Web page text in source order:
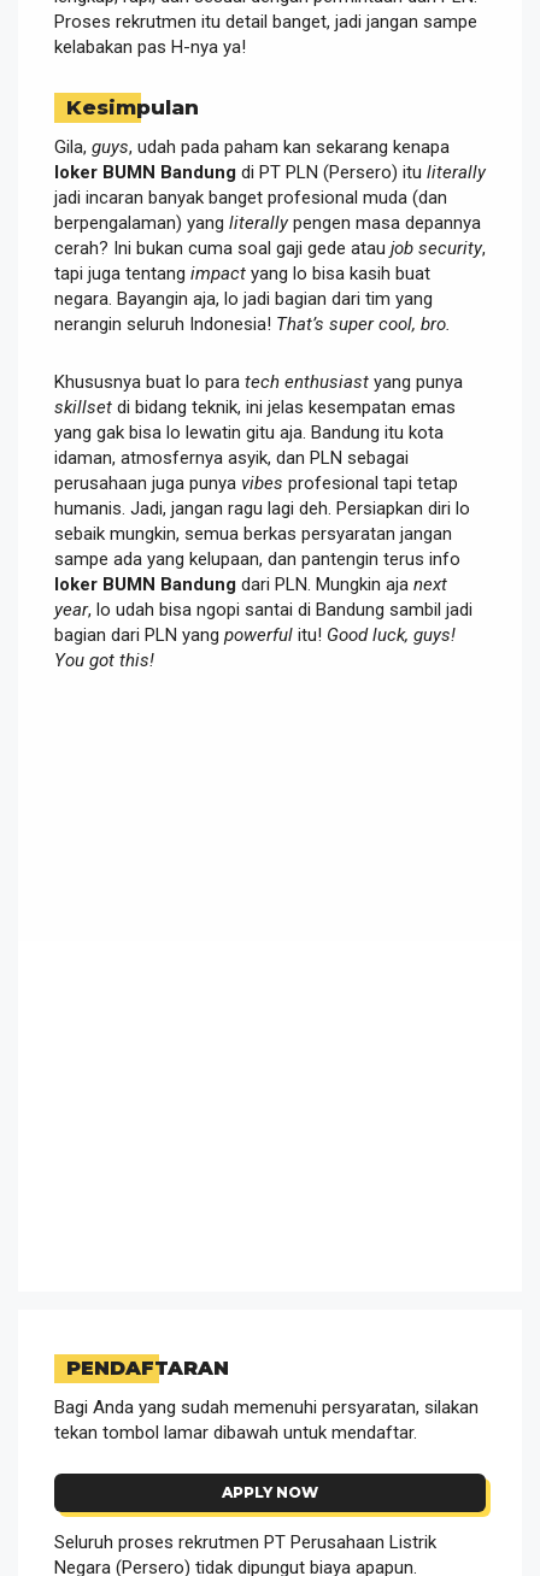
Proses rekrutmen itu detail banget, jadi jangan sampe
kelabakan pas H-nya ya!
Kesimpulan
Gila, guys, udah pada paham kan sekarang kenapa
loker BUMN Bandung di PT PLN (Persero) itu literally
jadi incaran banyak banget profesional muda (dan
berpengalaman) yang literallypengen masa depannya
cerah? Ini bukan cuma soal gaji gede atau job security,
tapi juga tentang impact yang lo bisa kasih buat
negara. Bayangin aja, lo jadi bagian dari tim yang
nerangin seluruh Indonesia! That’s super cool, bro.
Khususnya buat lo para tech enthusiast yang punya
skillset di bidang teknik, ini jelas kesempatan emas
yang gak bisa lo lewatin gitu aja. Bandung itu kota
idaman, atmosfernya asyik, dan PLN sebagai
perusahaan juga punya vibes profesional tapi tetap
humanis. Jadi, jangan ragu lagi deh. Persiapkan diri lo
sebaik mungkin, semua berkas persyaratan jangan
sampe ada yang kelupaan, dan pantengin terus info
loker BUMN Bandung dari PLN. Mungkin aja next
year, lo udah bisa ngopi santai di Bandung sambil jadi
bagian dari PLN yang powerful itu! Good luck, guys!
You got this!
PENDAFTARAN
Bagi Anda yang sudah memenuhi persyaratan, silakan
tekan tombol lamar dibawah untuk mendaftar.
APPLY NOW
Seluruh proses rekrutmen PT Perusahaan Listrik
Negara (Persero) tidak dipungut biaya apapun.